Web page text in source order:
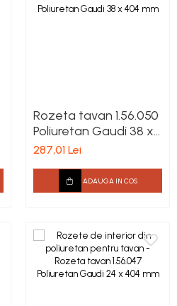
Rozeta tavan 1.56.050
Poliuretan Gaudi 38 x
404 mm
287,01 Lei
ADAUGA IN COS